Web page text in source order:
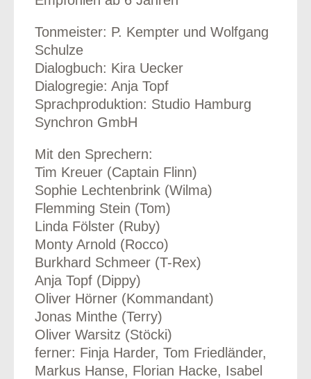
Tonmeister: P. Kempter und Wolfgang
Schulze
Dialogbuch: Kira Uecker
Dialogregie: Anja Topf
Sprachproduktion: Studio Hamburg
Synchron GmbH
Mit den Sprechern:
Tim Kreuer (Captain Flinn)
Sophie Lechtenbrink (Wilma)
Flemming Stein (Tom)
Linda Fölster (Ruby)
Monty Arnold (Rocco)
Burkhard Schmeer (T-Rex)
Anja Topf (Dippy)
Oliver Hörner (Kommandant)
Jonas Minthe (Terry)
Oliver Warsitz (Stöcki)
ferner: Finja Harder, Tom Friedländer,
Markus Hanse, Florian Hacke, Isabel